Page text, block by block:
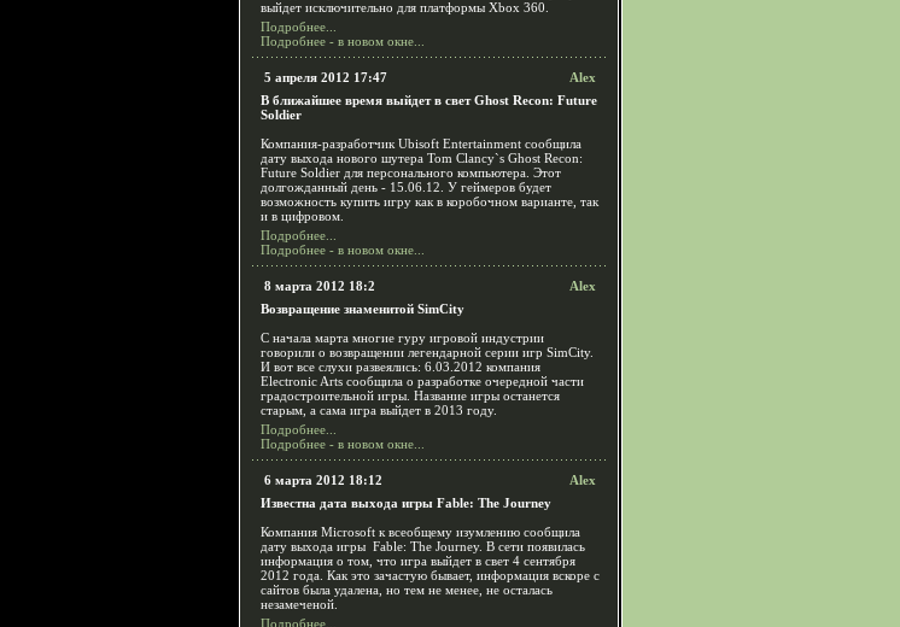
выйдет исключительно для платформы Xbox 360.
Подробнее...
Подробнее - в новом окне...
5 апреля 2012 17:47
Alex
В ближайшее время выйдет в свет Ghost Recon: Future
Soldier
Компания-разработчик Ubisoft Entertainment сообщила
дату выхода нового шутера Tom Clancy`s Ghost Recon:
Future Soldier для персонального компьютера. Этот
долгожданный день - 15.06.12. У геймеров будет
возможность купить игру как в коробочном варианте, так
и в цифровом.
Подробнее...
Подробнее - в новом окне...
8 марта 2012 18:2
Alex
Возвращение знаменитой SimCity
С начала марта многие гуру игровой индустрии
говорили о возвращении легендарной серии игр SimCity.
И вот все слухи развеялись: 6.03.2012 компания
Electronic Arts сообщила о разработке очередной части
градостроительной игры. Название игры останется
старым, а сама игра выйдет в 2013 году.
Подробнее...
Подробнее - в новом окне...
6 марта 2012 18:12
Alex
Известна дата выхода игры Fable: The Journey
Компания Microsoft к всеобщему изумлению сообщила
дату выхода игры Fable: The Journey. В сети появилась
информация о том, что игра выйдет в свет 4 сентября
2012 года. Как это зачастую бывает, информация вскоре с
сайтов была удалена, но тем не менее, не осталась
незамеченой.
Подробнее...